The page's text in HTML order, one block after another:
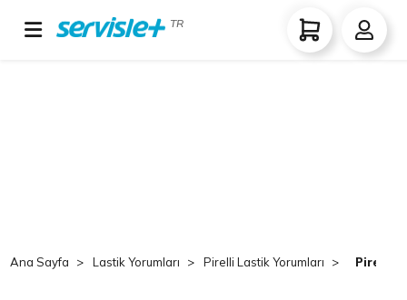
TR
Ana Sayfa Lastik Yorumları Pirelli Lastik Yorumları Pirelli